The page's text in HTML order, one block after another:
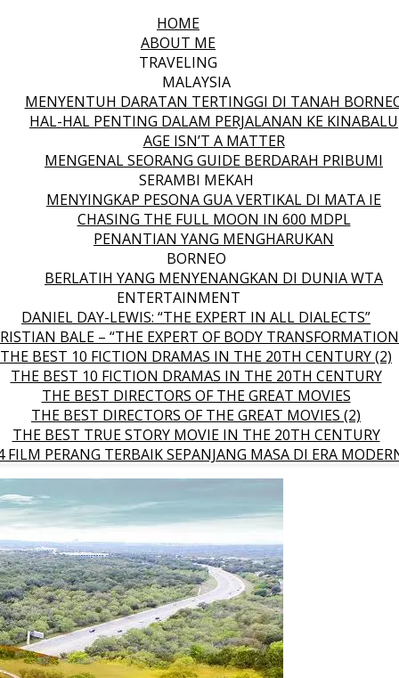
HOME
ABOUT ME
TRAVELING
MALAYSIA
MENYENTUH DARATAN TERTINGGI DI TANAH
HAL-HAL PENTING DALAM PERJALANAN KE KINABALU
AGE ISN’T A MATTER
MENGENAL SEORANG GUIDE BERDARAH PRIBUMI
SERAMBI MEKAH
MENYINGKAP PESONA GUA VERTIKAL DI MATA IE
CHASING THE FULL MOON IN 600 MDPL
PENANTIAN YANG MENGHARUKAN
BORNEO
BERLATIH YANG MENYENANGKAN DI DUNIA WTA
ENTERTAINMENT
DANIEL DAY-LEWIS: “THE EXPERT IN ALL DIALECTS”
BALE – “THE EXPERT OF BODY
THE BEST 10 FICTION DRAMAS IN THE 20TH CENTURY (2)
THE BEST 10 FICTION DRAMAS IN THE 20TH CENTURY
THE BEST DIRECTORS OF THE GREAT MOVIES
THE BEST DIRECTORS OF THE GREAT MOVIES (2)
THE BEST TRUE STORY MOVIE IN THE 20TH CENTURY
FILM PERANG TERBAIK SEPANJANG MASA DI ERA